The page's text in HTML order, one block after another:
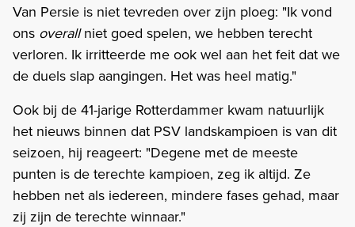
Van Persie is niet tevreden over zijn ploeg: "Ik vond
ons overallniet goed spelen, we hebben terecht
verloren. Ik irritteerde me ook wel aan het feit dat we
de duels slap aangingen. Het was heel matig."
Ook bij de 41-jarige Rotterdammer kwam natuurlijk
het nieuws binnen dat PSV landskampioen is van dit
seizoen, hij reageert: "Degene met de meeste
punten is de terechte kampioen, zeg ik altijd. Ze
hebben net als iedereen, mindere fases gehad, maar
zij zijn de terechte winnaar."